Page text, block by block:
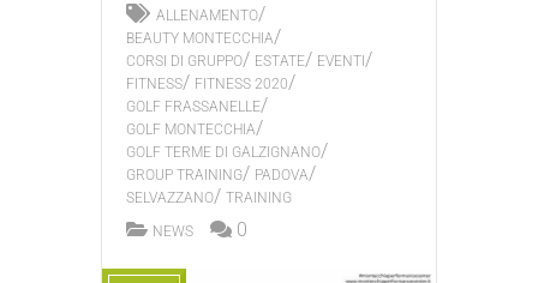
ALLENAMENTO/
BEAUTY MONTECCHIA/
CORSI DI GRUPPO/ ESTATE/ EVENTI/
FITNESS/ FITNESS 2020/
GOLF FRASSANELLE/
GOLF MONTECCHIA/
GOLF TERME DI GALZIGNANO/
GROUP TRAINING/ PADOVA/
SELVAZZANO/ TRAINING
NEWS
0